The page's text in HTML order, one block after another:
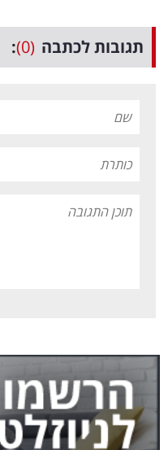
תגובות לכתבה (0)
: